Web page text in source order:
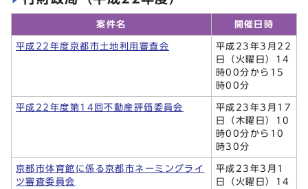
案件名 開催日時
平成22年度京都市土地利用審査会
平成23年3月22
日（火曜日）14
時00分から15
時00分
平成22年度第14回不動産評価委員会
平成23年3月17
日（木曜日）10
時00分から10
時30分
京都市体育館に係る京都市ネーミングライ
ツ審査委員会
平成23年3月1
日（火曜日）14